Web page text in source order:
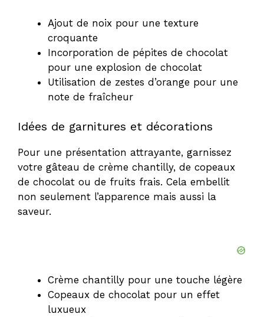
Ajout de noix pour une texture
croquante
Incorporation de pépites de chocolat
pour une explosion de chocolat
Utilisation de zestes d’orange pour une
note de fraîcheur
Idées de garnitures et décorations
Pour une présentation attrayante, garnissez
votre gâteau de crème chantilly, de copeaux
de chocolat ou de fruits frais. Cela embellit
non seulement l’apparence mais aussi la
saveur.
Crème chantilly pour une touche légère
Copeaux de chocolat pour un effet
luxueux